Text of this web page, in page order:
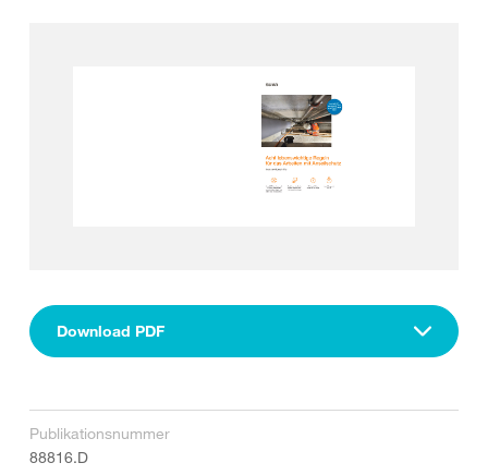
Download PDF
Publikationsnummer
88816.D